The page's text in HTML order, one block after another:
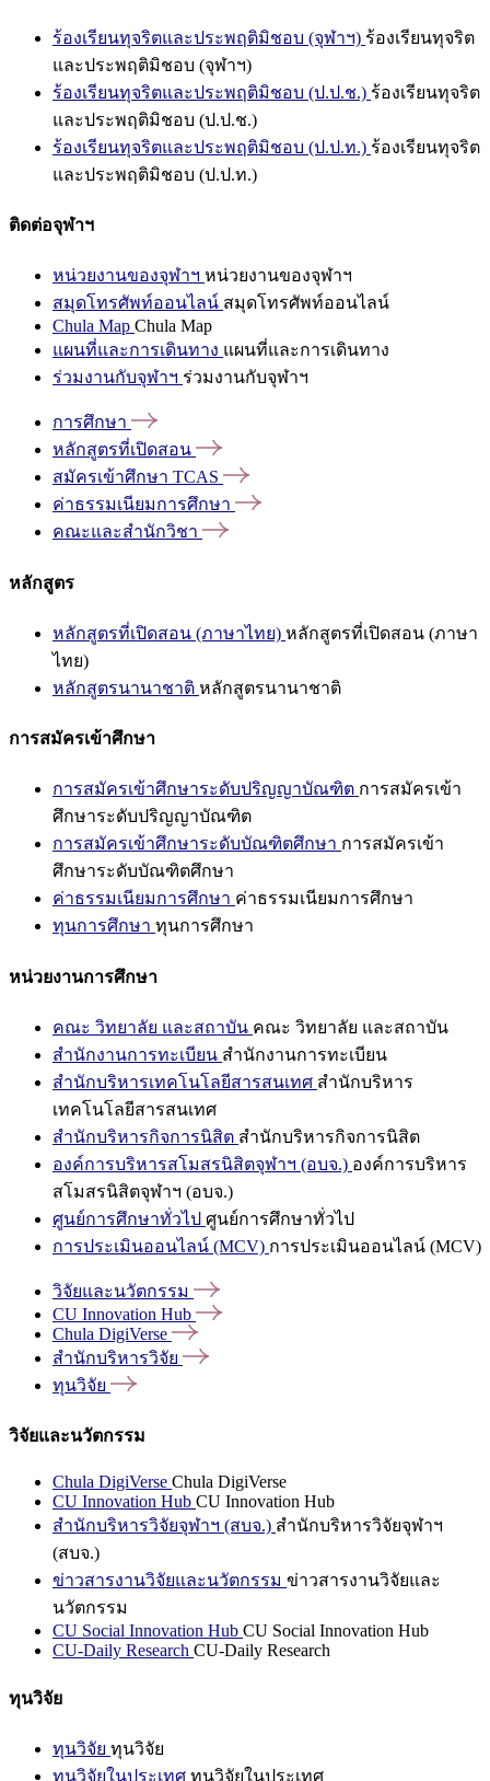
ร้องเรียนทุจริตและประพฤติมิชอบ (จุฬาฯ) ร้องเรียนทุจริต
และประพฤติมิชอบ (จุฬาฯ)
ร้องเรียนทุจริตและประพฤติมิชอบ (ป.ป.ช.) ร้องเรียนทุจริต
และประพฤติมิชอบ (ป.ป.ช.)
ร้องเรียนทุจริตและประพฤติมิชอบ (ป.ป.ท.) ร้องเรียนทุจริต
และประพฤติมิชอบ (ป.ป.ท.)
ติดต่อจุฬาฯ
หน่วยงานของจุฬาฯ หน่วยงานของจุฬาฯ
สมุดโทรศัพท์ออนไลน์ สมุดโทรศัพท์ออนไลน์
Chula Map Chula Map
แผนที่และการเดินทาง แผนที่และการเดินทาง
ร่วมงานกับจุฬาฯ ร่วมงานกับจุฬาฯ
การศึกษา
หลักสูตรที่เปิดสอน
สมัครเข้าศึกษา TCAS
ค่าธรรมเนียมการศึกษา
คณะและสำนักวิชา
หลักสูตร
หลักสูตรที่เปิดสอน (ภาษาไทย) หลักสูตรที่เปิดสอน (ภาษา
ไทย)
หลักสูตรนานาชาติ หลักสูตรนานาชาติ
การสมัครเข้าศึกษา
การสมัครเข้าศึกษาระดับปริญญาบัณฑิต การสมัครเข้า
ศึกษาระดับปริญญาบัณฑิต
การสมัครเข้าศึกษาระดับบัณฑิตศึกษา การสมัครเข้า
ศึกษาระดับบัณฑิตศึกษา
ค่าธรรมเนียมการศึกษา ค่าธรรมเนียมการศึกษา
ทุนการศึกษา ทุนการศึกษา
หน่วยงานการศึกษา
คณะ วิทยาลัย และสถาบัน คณะ วิทยาลัย และสถาบัน
สำนักงานการทะเบียน สำนักงานการทะเบียน
สำนักบริหารเทคโนโลยีสารสนเทศ สำนักบริหาร
เทคโนโลยีสารสนเทศ
สำนักบริหารกิจการนิสิต สำนักบริหารกิจการนิสิต
องค์การบริหารสโมสรนิสิตจุฬาฯ (อบจ.) องค์การบริหาร
สโมสรนิสิตจุฬาฯ (อบจ.)
ศูนย์การศึกษาทั่วไป ศูนย์การศึกษาทั่วไป
การประเมินออนไลน์ (MCV) การประเมินออนไลน์ (MCV)
วิจัยและนวัตกรรม
CU Innovation Hub
Chula DigiVerse
สำนักบริหารวิจัย
ทุนวิจัย
วิจัยและนวัตกรรม
Chula DigiVerse Chula DigiVerse
CU Innovation Hub CU Innovation Hub
สำนักบริหารวิจัยจุฬาฯ (สบจ.) สำนักบริหารวิจัยจุฬาฯ
(สบจ.)
ข่าวสารงานวิจัยและนวัตกรรม ข่าวสารงานวิจัยและ
นวัตกรรม
CU Social Innovation Hub CU Social Innovation Hub
CU-Daily Research CU-Daily Research
ทุนวิจัย
ทุนวิจัย ทุนวิจัย
ทุนวิจัยในประเทศ ทุนวิจัยในประเทศ